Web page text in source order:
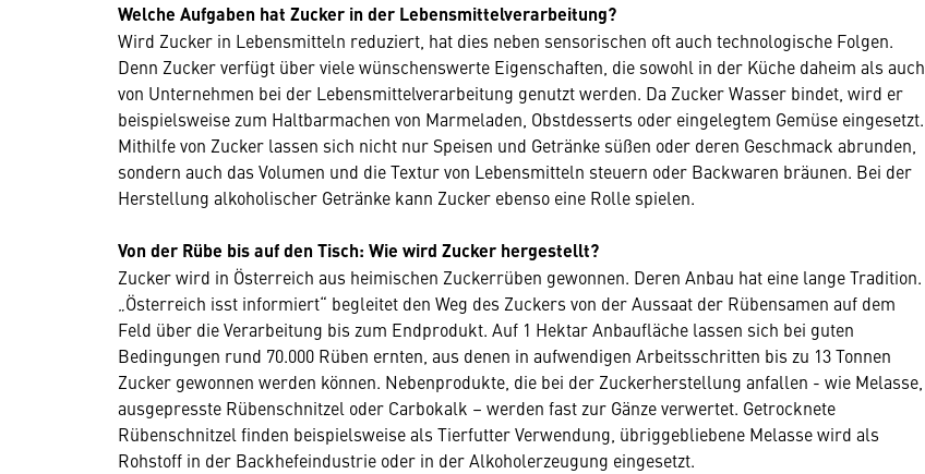
Welche Aufgaben hat Zucker in der Lebensmittelverarbeitung?
Wird Zucker in Lebensmitteln reduziert, hat dies neben sensorischen oft auch technologische Folgen.
Denn Zucker verfügt über viele wünschenswerte Eigenschaften, die sowohl in der Küche daheim als auch
von Unternehmen bei der Lebensmittelverarbeitung genutzt werden. Da Zucker Wasser bindet, wird er
beispielsweise zum Haltbarmachen von Marmeladen, Obstdesserts oder eingelegtem Gemüse eingesetzt.
Mithilfe von Zucker lassen sich nicht nur Speisen und Getränke süßen oder deren Geschmack abrunden,
sondern auch das Volumen und die Textur von Lebensmitteln steuern oder Backwaren bräunen. Bei der
Herstellung alkoholischer Getränke kann Zucker ebenso eine Rolle spielen.
Von der Rübe bis auf den Tisch: Wie wird Zucker hergestellt?
Zucker wird in Österreich aus heimischen Zuckerrüben gewonnen. Deren Anbau hat eine lange Tradition.
„Österreich isst informiert“ begleitet den Weg des Zuckers von der Aussaat der Rübensamen auf dem
Feld über die Verarbeitung bis zum Endprodukt. Auf 1 Hektar Anbaufläche lassen sich bei guten
Bedingungen rund 70.000 Rüben ernten, aus denen in aufwendigen Arbeitsschritten bis zu 13 Tonnen
Zucker gewonnen werden können. Nebenprodukte, die bei der Zuckerherstellung anfallen - wie Melasse,
ausgepresste Rübenschnitzel oder Carbokalk – werden fast zur Gänze verwertet. Getrocknete
Rübenschnitzel finden beispielsweise als Tierfutter Verwendung, übriggebliebene Melasse wird als
Rohstoff in der Backhefeindustrie oder in der Alkoholerzeugung eingesetzt.